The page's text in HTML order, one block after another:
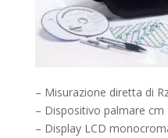
– Misurazione diretta di
– Dispositivo palmare cm
– Display LCD